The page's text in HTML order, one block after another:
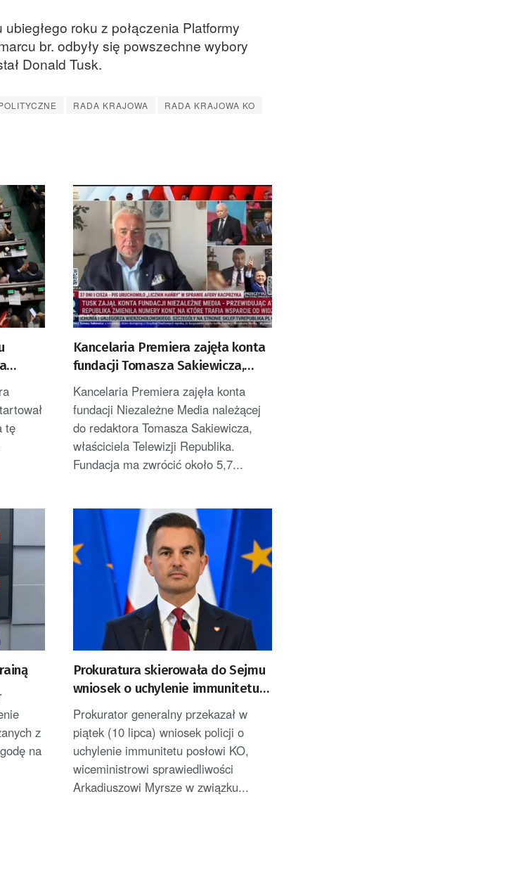
roku z połączenia Platformy
br. odbyły się powszechne wybory
Donald Tusk.
RADA KRAJOWA RADA KRAJOWA KO
tę
Kancelaria Premiera zajęła konta
fundacji Tomasza Sakiewicza,
właściciela Telewizji Republika
Kancelaria Premiera zajęła konta
fundacji Niezależne Media należącej
do redaktora Tomasza Sakiewicza,
właściciela Telewizji Republika.
Fundacja ma zwrócić około 5,7...
z
na
Prokuratura skierowała do Sejmu
wniosek o uchylenie immunitetu
poselskiego wiceszefowi MS
Arkadiuszowi Myrsze
Prokurator generalny przekazał w
piątek (10 lipca) wniosek policji o
uchylenie immunitetu posłowi KO,
wiceministrowi sprawiedliwości
Arkadiuszowi Myrsze w związku...